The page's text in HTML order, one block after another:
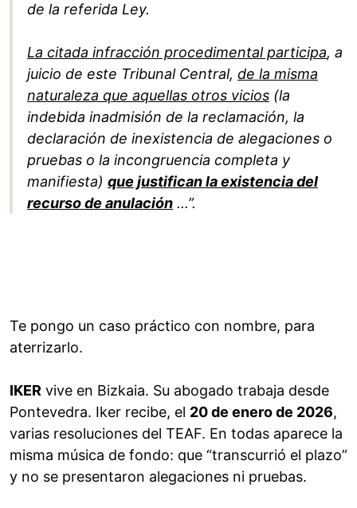
de la referida Ley.
La citada infracción procedimental participa, a
juicio de este Tribunal Central, de la misma
naturaleza que aquellas otros vicios (la
indebida inadmisión de la reclamación, la
declaración de inexistencia de alegaciones o
pruebas o la incongruencia completa y
manifiesta) que justifican la existencia del
recurso de anulación …”.
Te pongo un caso práctico con nombre, para
aterrizarlo.
IKER vive en Bizkaia. Su abogado trabaja desde
Pontevedra. Iker recibe, el 20 de enero de 2026,
varias resoluciones del TEAF. En todas aparece la
misma música de fondo: que “transcurrió el plazo”
y no se presentaron alegaciones ni pruebas.